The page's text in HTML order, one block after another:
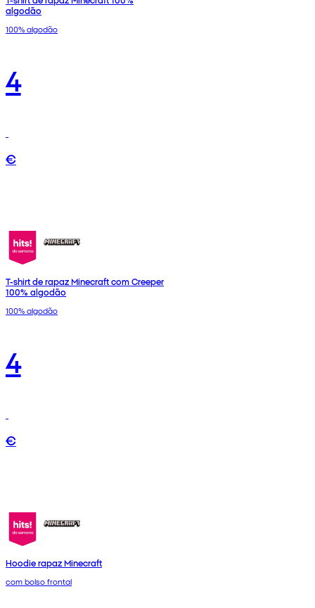
algodão
100% algodão
4
€
T-shirt de rapaz Minecraft com Creeper
100% algodão
100% algodão
4
€
Hoodie rapaz Minecraft
com bolso frontal